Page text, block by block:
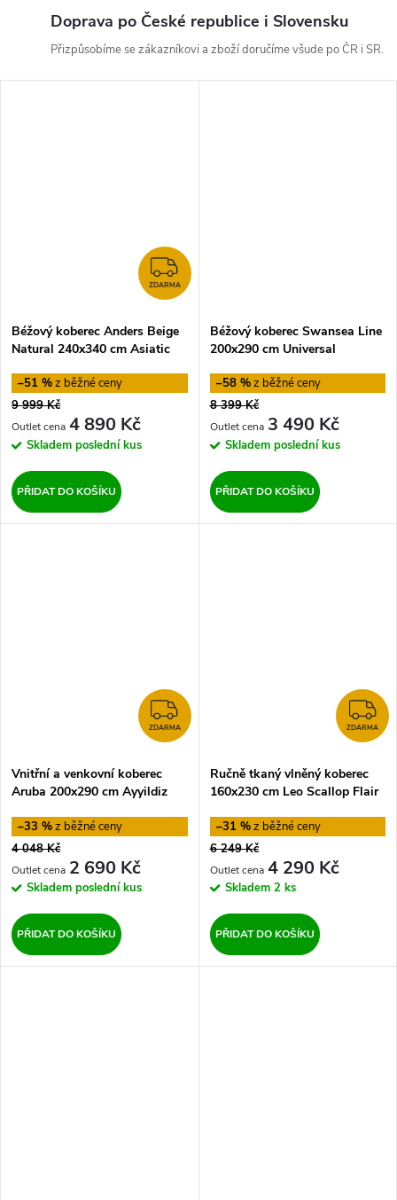
Doprava po České republice i Slovensku
Přizpůsobíme se zákazníkovi a zboží doručíme všude po ČR i SR.
ZDARMA
ZDARMA
Béžový koberec Anders Beige
Natural 240x340 cm Asiatic
–51 %
9 999 Kč
4 890 Kč
Skladem poslední kus
PŘIDAT DO KOŠÍKU
Béžový koberec Swansea Line
200x290 cm Universal
–58 %
8 399 Kč
3 490 Kč
Skladem poslední kus
PŘIDAT DO KOŠÍKU
ZDARMA
ZDARMA
Vnitřní a venkovní koberec
Aruba 200x290 cm Ayyildiz
–33 %
4 048 Kč
2 690 Kč
Skladem poslední kus
PŘIDAT DO KOŠÍKU
ZDARMA
Ručně tkaný vlněný koberec
160x230 cm Leo Scallop Flair
–31 %
6 249 Kč
4 290 Kč
Skladem 2 ks
PŘIDAT DO KOŠÍKU